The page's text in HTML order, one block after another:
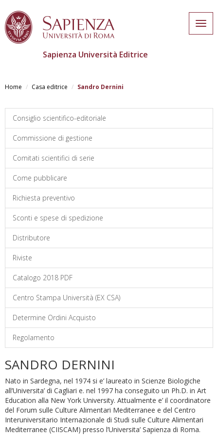
main
Sapienza Università Editrice
Home Casa editrice Sandro Dernini
Consiglio scientifico-editoriale
Commissione di gestione
Comitati scientifici di serie
Come pubblicare
Richiesta preventivo
Sconti e spese di spedizione
Distributore
Riviste
Catalogo 2018 PDF
Centro Stampa Università (EX CSA)
Determine Ordini Acquisto
Regolamento
SANDRO DERNINI
Nato in Sardegna, nel 1974 si e’ laureato in Scienze Biologiche
all’Universita’ di Cagliari e. nel 1997 ha conseguito un Ph.D. in Art
Education alla New York University. Attualmente e’ il coordinatore
del Forum sulle Culture Alimentari Mediterranee e del Centro
Interuniversitario Internazionale di Studi sulle Culture Alimentari
Mediterranee (CIISCAM) presso l’Universita’ Sapienza di Roma.